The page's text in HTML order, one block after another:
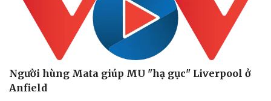
Doanh nghiệp
Người hùng Mata giúp MU "hạ gục" Liverpool ở
Anfield